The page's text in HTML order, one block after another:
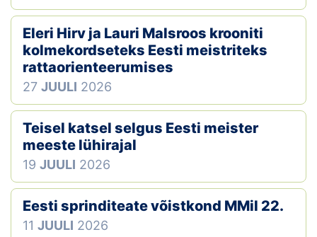
Suletud maastikud
Püsirajad
Ajalugu
Koolitused
Eleri Hirv ja Lauri Malsroos krooniti
kolmekordseteks Eesti meistriteks
rattaorienteerumises
27 JUULI 2026
Teisel katsel selgus Eesti meister
meeste lühirajal
19 JUULI 2026
Eesti sprinditeate võistkond MMil 22.
11 JUULI 2026